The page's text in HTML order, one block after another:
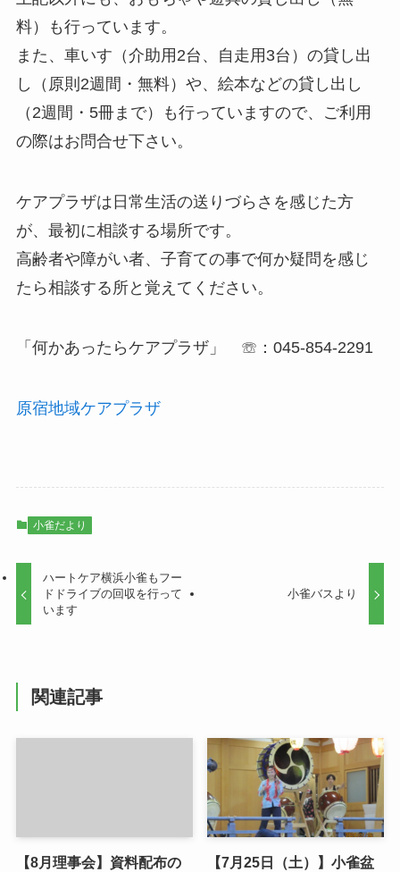
料）も行っています。
また、車いす（介助用2台、自走用3台）の貸し出
し（原則2週間・無料）や、絵本などの貸し出し
（2週間・5冊まで）も行っていますので、ご利用
の際はお問合せ下さい。
ケアプラザは日常生活の送りづらさを感じた方
が、最初に相談する場所です。
高齢者や障がい者、子育ての事で何か疑問を感じ
たら相談する所と覚えてください。
「何かあったらケアプラザ」 ☏：045-854-2291
原宿地域ケアプラザ
小雀だより
ハートケア横浜小雀もフー
ドドライブの回収を行って
います
小雀バスより
関連記事
【8月理事会】資料配布の
【7月25日（土）】小雀盆